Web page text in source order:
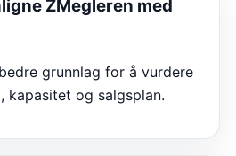
ZMegleren med
grunnlag for å vurdere
kapasitet og salgsplan.